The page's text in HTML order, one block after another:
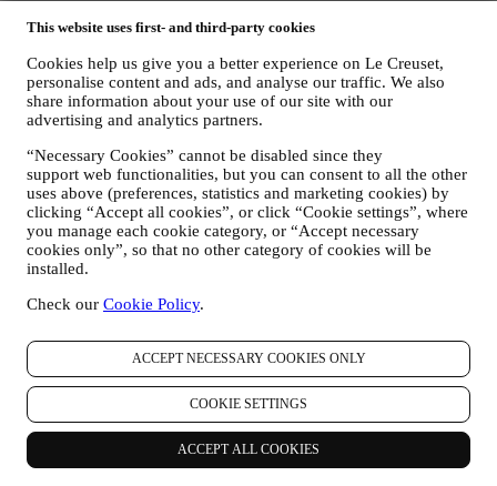
This website uses first- and third-party cookies
Cookies help us give you a better experience on Le Creuset,
personalise content and ads, and analyse our traffic. We also
share information about your use of our site with our
advertising and analytics partners.
“Necessary Cookies” cannot be disabled since they
support web functionalities, but you can consent to all the other
uses above (preferences, statistics and marketing cookies) by
clicking “Accept all cookies”, or click “Cookie settings”, where
you manage each cookie category, or “Accept necessary
cookies only”, so that no other category of cookies will be
installed.
Check our Cookie Policy.
ACCEPT NECESSARY COOKIES ONLY
COOKIE SETTINGS
ACCEPT ALL COOKIES
assistência pós-venda subsequente ou a sua participação nos
sobre si para fins administrativos relacionados com o nosso
relacionamento contratual, como contabilidade, cobrança e
auditoria, verificação de cartão de pagamento, triagem de
fraude, segurança, proteção, testes de sistemas, manutenção e
análise estatística. Ocasionalmente, talvez seja necessário
entrar em contato consigo por razões administrativas ou
operacionais, como por exemplo, para lhe enviar a sua
confirmação de compra. Também usaremos os seus dados
pessoais para responder às suas solicitações enviadas através
dos formulários do site ou de outros canais. Podemos
processar os seus dados com base no nosso interesse legítimo
para lhe enviar e-mails de seguimento no caso de ter
compra. No caso de não finalizar a compra dentro de um
determinado período de tempo, não lhe serão enviadas mais
comunicações de seguimento.
PARA O INFORMAR SOBRE NOVIDADES OU
OFERTAS SOBRE PRODUTOS LE CREUSET. Se
consentiu em fazer (por exemplo, ao assinar a nossa
newsletter ao criar uma conta no nosso site), enviaremos